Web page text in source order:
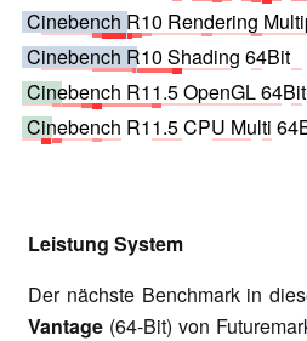
Cinebench R10 Rendering
Cinebench R10 Shading 64Bit
Cinebench R11.5 OpenGL 64Bit
Cinebench R11.5 CPU Multi
Leistung System
Der nächste Benchmark in
Vantage (64-Bit) von